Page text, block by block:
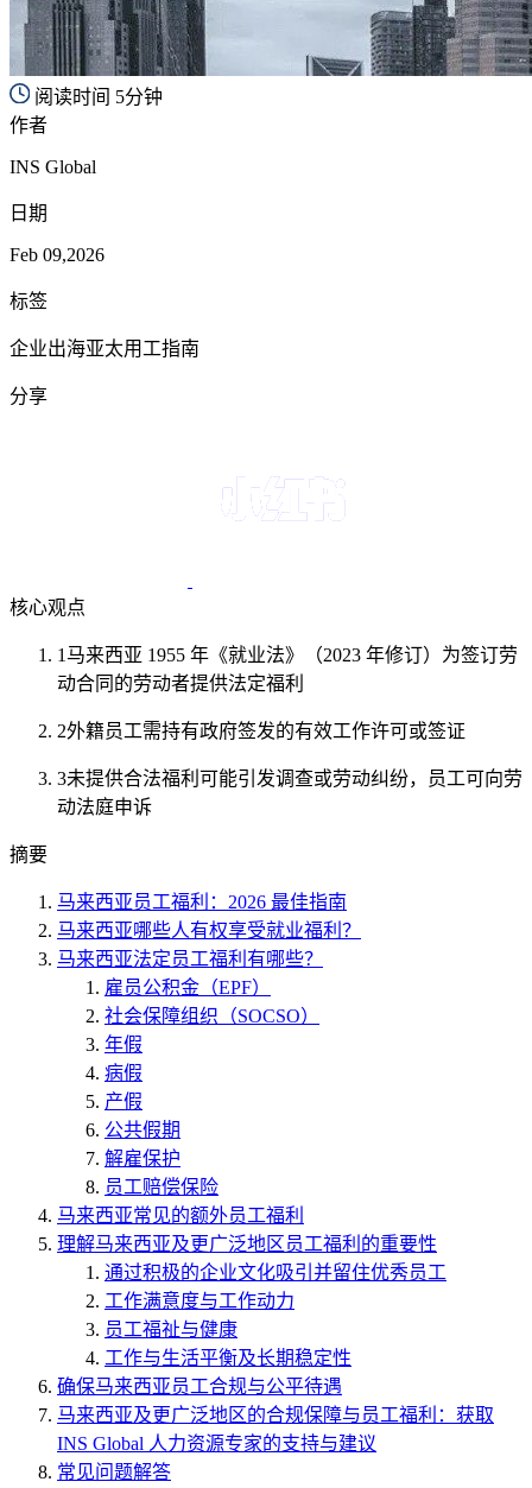
阅读时间 5分钟
作者
INS Global
日期
Feb 09,2026
标签
企业出海亚太用工指南
分享
核心观点
1 马来西亚 1955 年《就业法》（2023 年修订）为签订劳
动合同的劳动者提供法定福利
2外籍员工需持有政府签发的有效工作许可或签证
3未提供合法福利可能引发调查或劳动纠纷，员工可向劳
动法庭申诉
摘要
马来西亚员工福利：2026 最佳指南
马来西亚哪些人有权享受就业福利？
马来西亚法定员工福利有哪些？
雇员公积金（EPF）
社会保障组织（SOCSO）
年假
病假
产假
公共假期
解雇保护
员工赔偿保险
马来西亚常见的额外员工福利
理解马来西亚及更广泛地区员工福利的重要性
通过积极的企业文化吸引并留住优秀员工
工作满意度与工作动力
员工福祉与健康
工作与生活平衡及长期稳定性
确保马来西亚员工合规与公平待遇
马来西亚及更广泛地区的合规保障与员工福利：获取
INS Global 人力资源专家的支持与建议
常见问题解答